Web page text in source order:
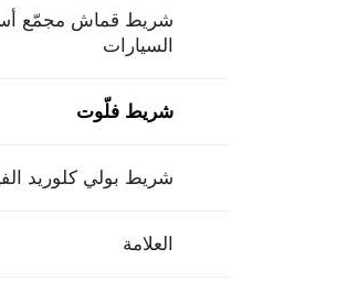
شريط قماش مجمّع
السيارات
شريط فلّوت
شريط بولي كلوريد
العلامة